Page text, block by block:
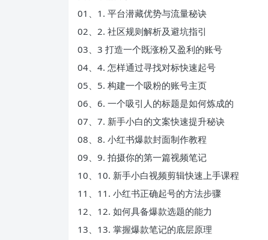
01、1. 平台潜藏优势与流量秘诀
02、2. 社区规则解析及避坑指引
03、3 打造一个既涨粉又盈利的账号
04、4. 怎样通过寻找对标快速起号
05、5. 构建一个吸粉的账号主页
06、6. 一个吸引人的标题是如何炼成的
07、7. 新手小白的文案快速提升秘诀
08、8. 小红书爆款封面制作教程
09、9. 拍摄你的第一篇视频笔记
10、10. 新手小白视频剪辑快速上手课程
11、11. 小红书正确起号的方法步骤
12、12. 如何具备爆款选题的能力
13、13. 掌握爆款笔记的底层原理